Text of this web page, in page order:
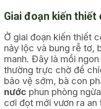
Giai đoạn kiến thiết
Ở giai đoạn kiến thiết
nảy lộc và bung rễ tơ,
manh. Đây là mồi
thường trực chờ để
bảo vệ sớm, bà con
nước phun phòng
cơi đọt mới vươn ra an